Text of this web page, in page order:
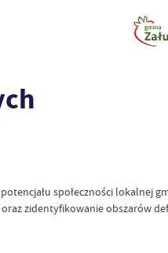
społeczności lokalnej
zidentyfikowanie obszarów